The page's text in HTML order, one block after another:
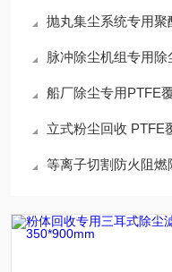
抛丸集尘系统专用
脉冲除尘机组专用
船厂除尘专用PTFE
立式粉尘回收 PTFE
等离子切割防火阻